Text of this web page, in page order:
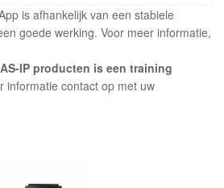
is afhankelijk van een stabiele
goede werking. Voor meer informatie,
IP producten is een training
informatie contact op met uw